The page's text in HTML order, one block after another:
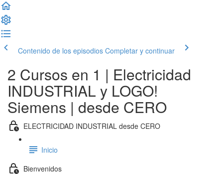
Contenido de los episodios Completar y continuar
2 Cursos en 1 | Electricidad
INDUSTRIAL y LOGO!
Siemens | desde CERO
ELECTRICIDAD INDUSTRIAL desde CERO
Inicio
Bienvenidos